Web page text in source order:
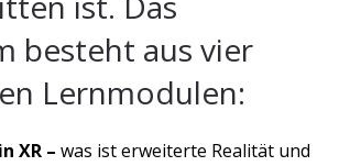
besteht aus vier
Lernmodulen:
XR – was ist erweiterte Realität und